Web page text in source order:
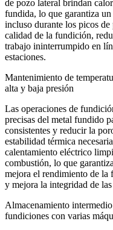
de pozo lateral brindan
fundida, lo que garantiza
incluso durante los picos
calidad de la fundición,
trabajo ininterrumpido en
estaciones.
Mantenimiento de
alta y baja presión
Las operaciones de
precisas del metal fundido
consistentes y reducir la
estabilidad térmica
calentamiento eléctrico
combustión, lo que
mejora el rendimiento de la
y mejora la integridad de las
Almacenamiento
fundiciones con varias